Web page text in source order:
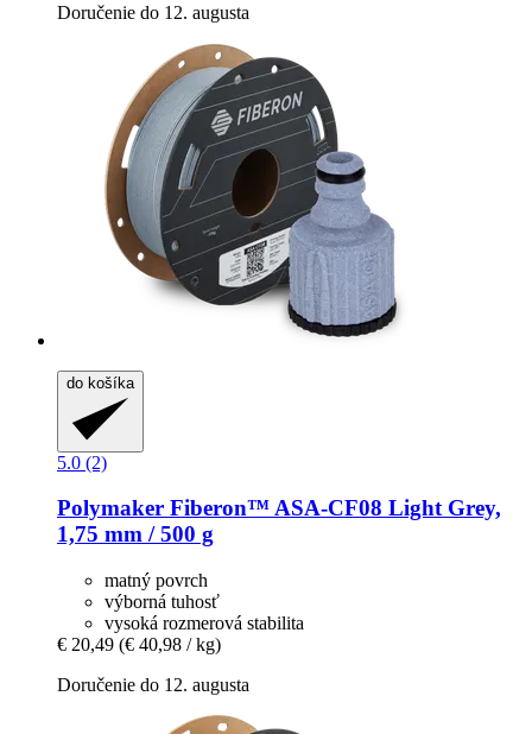
Doručenie do 12. augusta
do košíka
5.0 (2)
Polymaker Fiberon™ ASA-​CF08 Light Grey,
1,75 mm / 500 g
matný povrch
výborná tuhosť
vysoká rozmerová stabilita
€ 20,49 (€ 40,98 / kg)
Doručenie do 12. augusta